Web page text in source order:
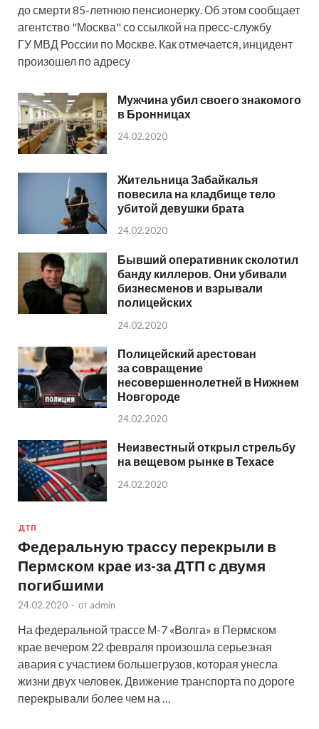
до смерти 85-летнюю пенсионерку. Об этом сообщает
агентство "Москва" со ссылкой на пресс-службу
ГУ МВД России по Москве. Как отмечается, инцидент
произошел по адресу
Мужчина убил своего знакомого
в Бронницах
24.02.2020
Жительница Забайкалья
повесила на кладбище тело
убитой девушки брата
24.02.2020
Бывший оперативник сколотил
банду киллеров. Они убивали
бизнесменов и взрывали
полицейских
24.02.2020
Полицейский арестован
за совращение
несовершеннолетней в Нижнем
Новгороде
24.02.2020
Неизвестный открыл стрельбу
на вещевом рынке в Техасе
24.02.2020
ДТП
Федеральную трассу перекрыли в
Пермском крае из-за ДТП с двумя
погибшими
24.02.2020 - от admin
На федеральной трассе М-7 «Волга» в Пермском
крае вечером 22 февраля произошла серьезная
авария с участием большегрузов, которая унесла
жизни двух человек. Движение транспорта по дороге
перекрывали более чем на …